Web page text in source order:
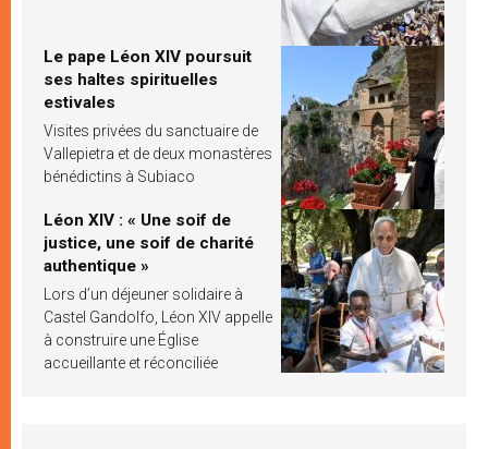
Le pape Léon XIV poursuit
ses haltes spirituelles
estivales
Visites privées du sanctuaire de
Vallepietra et de deux monastères
bénédictins à Subiaco
Léon XIV : « Une soif de
justice, une soif de charité
authentique »
Lors d’un déjeuner solidaire à
Castel Gandolfo, Léon XIV appelle
à construire une Église
accueillante et réconciliée